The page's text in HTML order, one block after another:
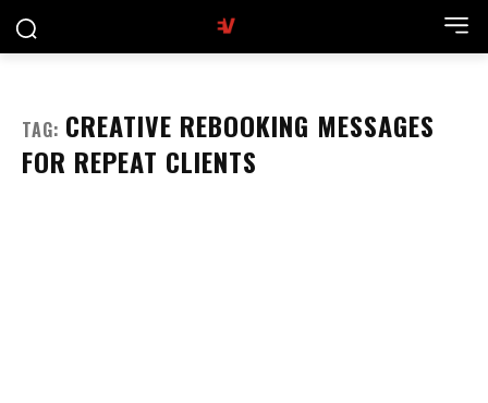
TAG: CREATIVE REBOOKING MESSAGES
FOR REPEAT CLIENTS